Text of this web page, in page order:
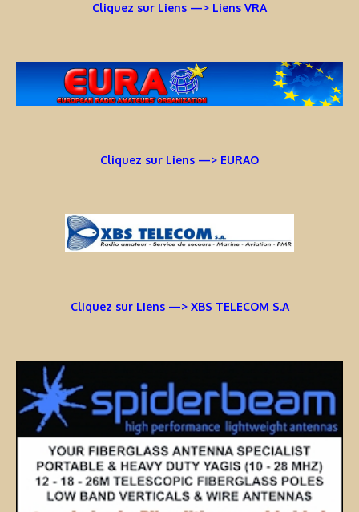
Cliquez sur Liens —> Liens VRA
Cliquez sur Liens —> EURAO
Cliquez sur Liens —> XBS TELECOM S.A